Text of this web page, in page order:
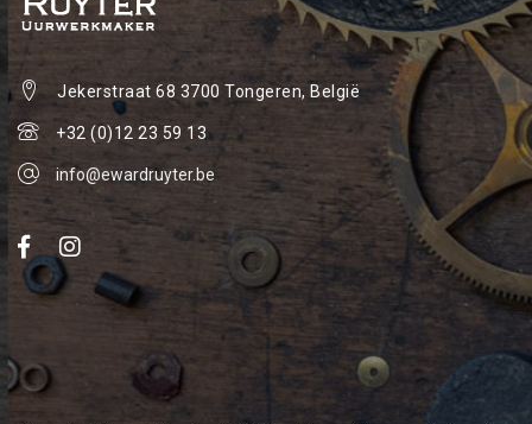
Jekerstraat 68 3700 Tongeren, België
+32 (0)12 23 59 13
info@ewardruyter.be